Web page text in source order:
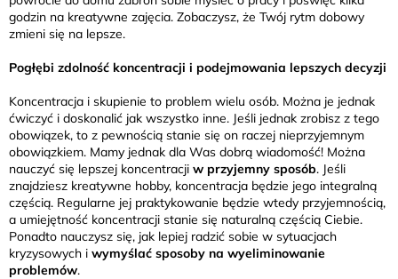
godzin na kreatywne zajęcia. Zobaczysz, że Twój rytm dobowy
zmieni się na lepsze.
Pogłębi zdolność koncentracji i podejmowania lepszych decyzji
Koncentracja i skupienie to problem wielu osób. Można je jednak
ćwiczyć i doskonalić jak wszystko inne. Jeśli jednak zrobisz z tego
obowiązek, to z pewnością stanie się on raczej nieprzyjemnym
obowiązkiem. Mamy jednak dla Was dobrą wiadomość! Można
nauczyć się lepszej koncentracji w przyjemny sposób. Jeśli
znajdziesz kreatywne hobby, koncentracja będzie jego integralną
częścią. Regularne jej praktykowanie będzie wtedy przyjemnością,
a umiejętność koncentracji stanie się naturalną częścią Ciebie.
Ponadto nauczysz się, jak lepiej radzić sobie w sytuacjach
kryzysowych i wymyślać sposoby na wyeliminowanie
problemów.